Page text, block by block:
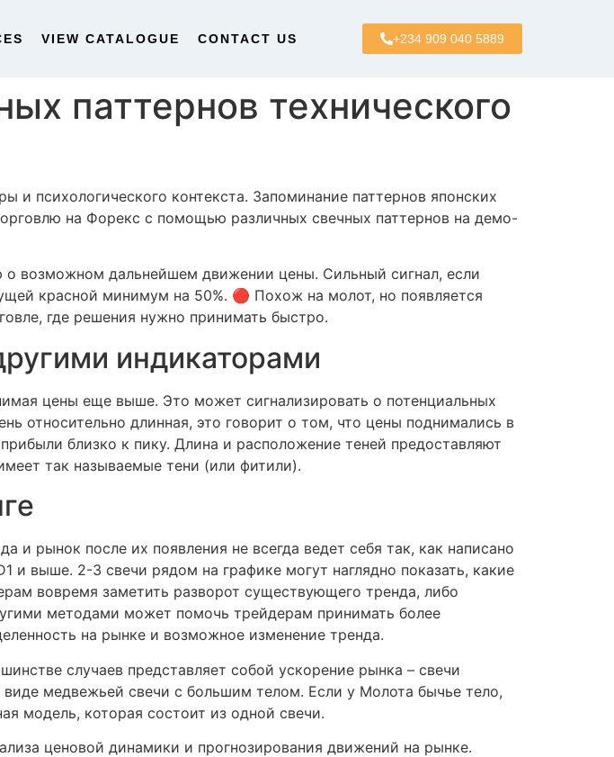
VIEW CATALOGUE CONTACT US +234 909 040 5889
паттернов технического
и психологического контекста. Запоминание паттернов японских
на Форекс с помощью различных свечных паттернов на демо-
возможном дальнейшем движении цены. Сильный сигнал, если
красной минимум на 50%. 🔴 Похож на молот, но появляется
где решения нужно принимать быстро.
индикаторами
цены еще выше. Это может сигнализировать о потенциальных
относительно длинная, это говорит о том, что цены поднимались в
близко к пику. Длина и расположение теней предоставляют
так называемые тени (или фитили).
и рынок после их появления не всегда ведет себя так, как написано
и выше. 2-3 свечи рядом на графике могут наглядно показать, какие
вовремя заметить разворот существующего тренда, либо
методами может помочь трейдерам принимать более
на рынке и возможное изменение тренда.
случаев представляет собой ускорение рынка – свечи
медвежьей свечи с большим телом. Если у Молота бычье тело,
модель, которая состоит из одной свечи.
ценовой динамики и прогнозирования движений на рынке.